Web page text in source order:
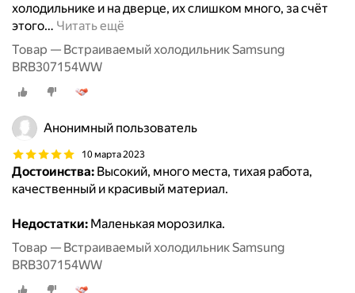
холодильнике и на дверце, их слишком много, за счёт
этого… Читать ещё
Товар — Встраиваемый холодильник Samsung
BRB307154WW
Анонимный пользователь
10 марта 2023
Достоинства: Высокий, много места, тихая работа,
качественный и красивый материал.
Недостатки: Маленькая морозилка.
Товар — Встраиваемый холодильник Samsung
BRB307154WW